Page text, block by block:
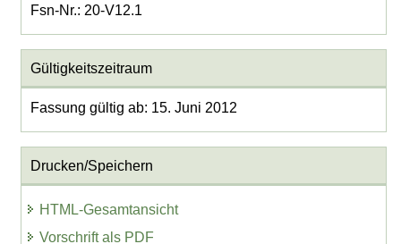
Fsn-Nr.: 20-V12.1
Gültigkeitszeitraum
Fassung gültig ab: 15. Juni 2012
Drucken/Speichern
HTML-Gesamtansicht
Vorschrift als PDF